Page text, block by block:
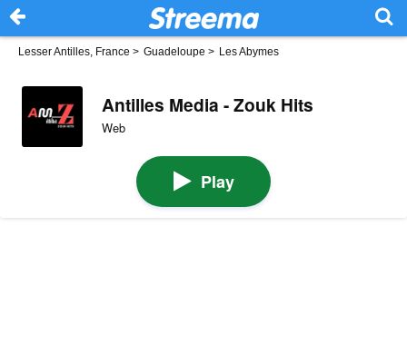
Lesser Antilles, France > Guadeloupe > Les Abymes
Antilles Media - Zouk Hits
Web
Play